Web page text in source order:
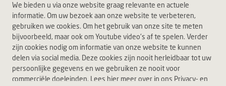
We bieden u via onze website graag relevante en actuele
informatie. Om uw bezoek aan onze website te verbeteren,
gebruiken we cookies. Om het gebruik van onze site te meten
bijvoorbeeld, maar ook om Youtube video's af te spelen. Verder
zijn cookies nodig om informatie van onze website te kunnen
delen via social media. Deze cookies zijn nooit herleidbaar tot uw
persoonlijke gegevens en we gebruiken ze nooit voor
commerciële doeleinden. Lees hier meer over in ons Privacy- en